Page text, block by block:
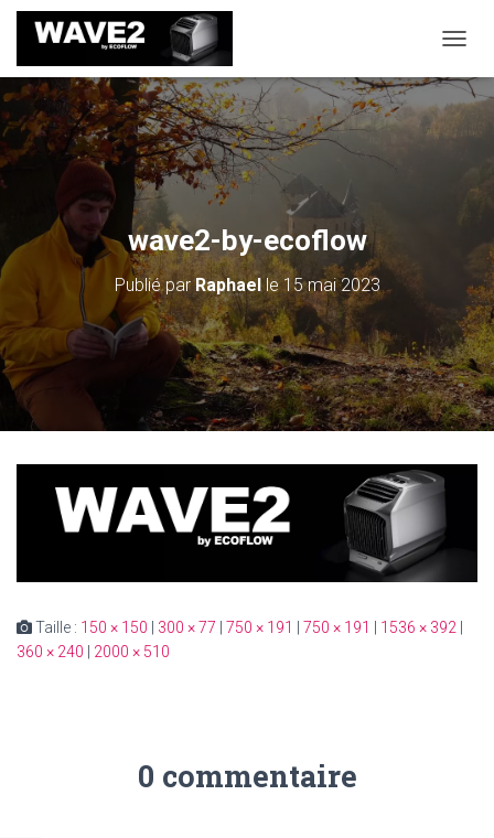
É
I
G
A
T
I
O
N
wave2-by-ecoflow
Publié parRaphaelle 15 mai 2023
Taille : 150 × 150 | 300 × 77 | 750 × 191 | 750 × 191 | 1536 × 392 |
360 × 240 | 2000 × 510
0 commentaire